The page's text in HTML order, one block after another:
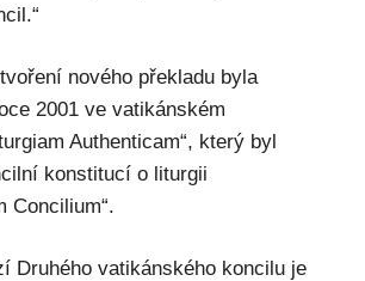
nového překladu byla
2001 ve vatikánském
Authenticam“, který byl
konstitucí o liturgii
Concilium“.
Druhého vatikánského koncilu je